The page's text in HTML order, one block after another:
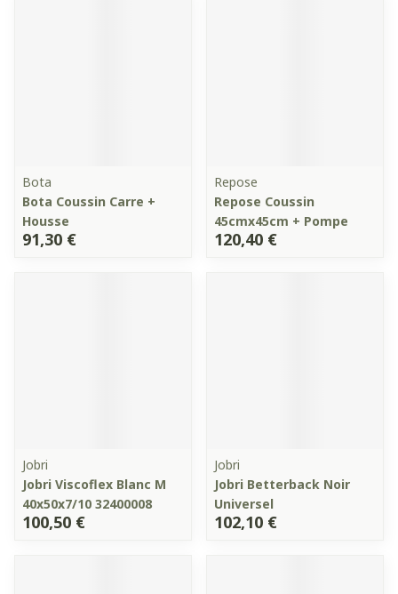
Bota
Bota Coussin Carre +
Housse
91,30 €
Repose
Repose Coussin
45cmx45cm + Pompe
120,40 €
Jobri
Jobri Viscoflex Blanc M
40x50x7/10 32400008
100,50 €
Jobri
Jobri Betterback Noir
Universel
102,10 €